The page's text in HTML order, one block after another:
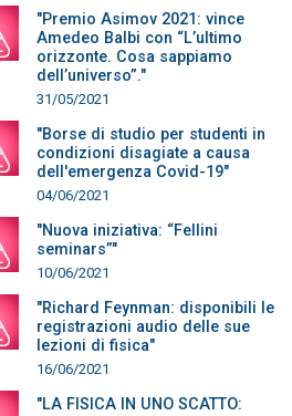
"Premio Asimov 2021: vince
Amedeo Balbi con “L’ultimo
orizzonte. Cosa sappiamo
dell’universo”."
31/05/2021
"Borse di studio per studenti in
condizioni disagiate a causa
dell'emergenza Covid-19"
04/06/2021
"Nuova iniziativa: “Fellini
seminars”"
10/06/2021
"Richard Feynman: disponibili le
registrazioni audio delle sue
lezioni di fisica"
16/06/2021
"LA FISICA IN UNO SCATTO: